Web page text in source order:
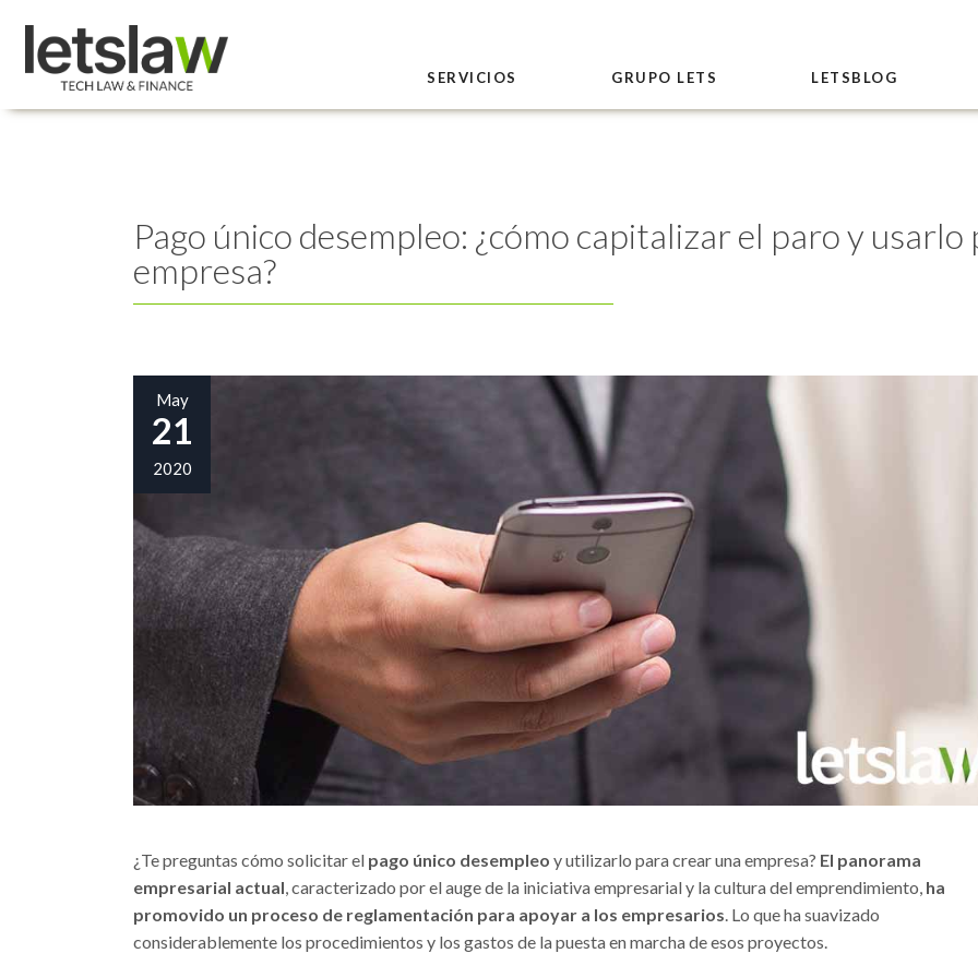
SERVICIOS GRUPO LETS LETSBLOG
Pago único desempleo: ¿cómo capitalizar el paro y
empresa?
May
21
2020
¿Te preguntas cómo solicitar el pago único desempleo y utilizarlo para crear una empresa? El panorama
empresarial actual, caracterizado por el auge de la iniciativa empresarial y la cultura del emprendimiento, ha
promovido un proceso de reglamentación para apoyar a los empresarios. Lo que ha suavizado
considerablemente los procedimientos y los gastos de la puesta en marcha de esos proyectos.